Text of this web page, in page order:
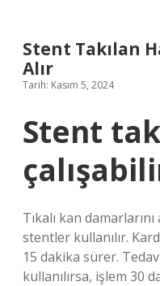
Stent Takılan
Alır
Tarih: Kasım 5, 2024
Stent
Tıkalı kan
stentler kullanılır.
15 dakika sürer.
kullanılırsa, işlem 30